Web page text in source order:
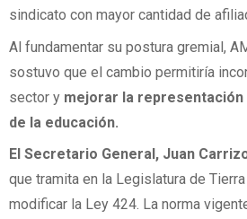
sindicato con mayor cantidad de
Al fundamentar su postura gremial,
sostuvo que el cambio permitiría
sector y mejorar la
de la educación.
El Secretario General, Juan
que tramita en la Legislatura de
modificar la Ley 424. La norma